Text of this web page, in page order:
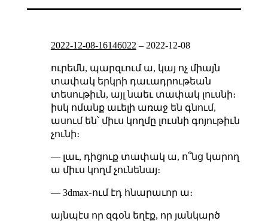
2022-12-08-16146022 – 2022-12-08
ուրեմն, պարզւում ա, կայ ոչ միայն
տափակ երկրի դաւադրութեան
տեսութիւն, այլ նաեւ տափակ լուսնի։
իսկ ոմանք աւելի առաջ են գնում,
ասում են՝ միւս կողմը լուսնի գոյութիւն
չունի։
— լաւ, դիցուք տափակ ա, ո՞նց կարող
ա միւս կողմ չունենայ։
— 3dmax֊ում էդ հնարաւոր ա։
այնպէս որ զգօն եղէք, որ յանկարծ